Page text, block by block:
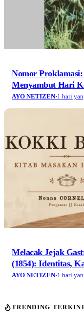
Nomor
Menyambut Hari
AYO NETIZEN·1 hari
Melacak Jejak
(1854): Identitas,
AYO NETIZEN·1 hari
TRENDING TERKINI